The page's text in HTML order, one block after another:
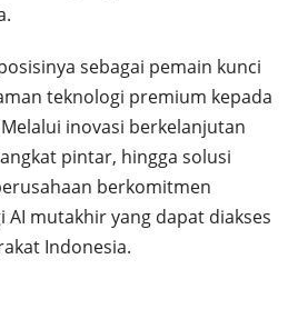
sebagai pemain kunci
teknologi premium kepada
inovasi berkelanjutan
pintar, hingga solusi
berkomitmen
mutakhir yang dapat diakses
Indonesia.